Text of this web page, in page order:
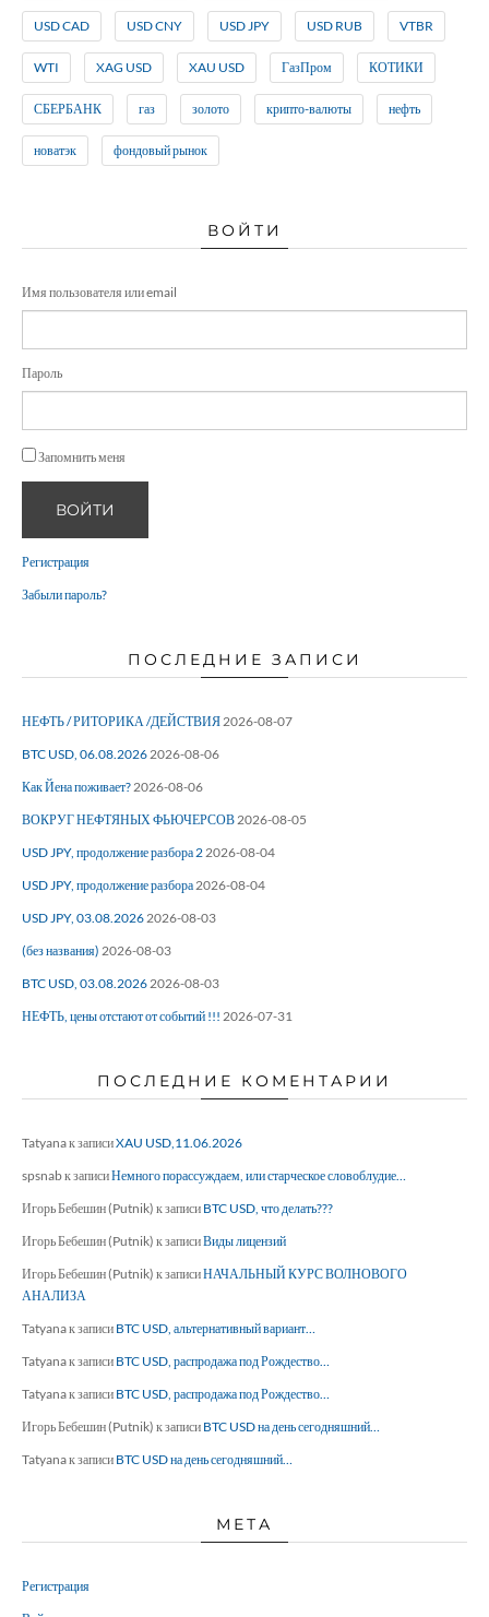
USD CAD USD CNY USD JPY USD RUB VTBR
WTI XAG USD XAU USD ГазПром КОТИКИ
СБЕРБАНК газ золото крипто-валюты нефть
новатэк фондовый рынок
ВОЙТИ
Имя пользователя или email
Пароль
Запомнить меня
ВОЙТИ
Регистрация
Забыли пароль?
ПОСЛЕДНИЕ ЗАПИСИ
НЕФТЬ / РИТОРИКА /ДЕЙСТВИЯ 2026-08-07
BTC USD, 06.08.2026 2026-08-06
Как Йена поживает? 2026-08-06
ВОКРУГ НЕФТЯНЫХ ФЬЮЧЕРСОВ 2026-08-05
USD JPY, продолжение разбора 2 2026-08-04
USD JPY, продолжение разбора 2026-08-04
USD JPY, 03.08.2026 2026-08-03
(без названия) 2026-08-03
BTC USD, 03.08.2026 2026-08-03
НЕФТЬ, цены отстают от событий !!! 2026-07-31
ПОСЛЕДНИЕ КОМЕНТАРИИ
Tatyanaк записиXAU USD,11.06.2026
spsnabк записиНемного порассуждаем, или старческое словоблудие…
Игорь Бебешин (Putnik) к записи BTC USD, что делать???
Игорь Бебешин (Putnik) к записиВиды лицензий
Игорь Бебешин (Putnik) к записиНАЧАЛЬНЫЙ КУРС ВОЛНОВОГО
АНАЛИЗА
Tatyanaк записи BTC USD, альтернативный вариант…
Tatyanaк записи BTC USD, распродажа под Рождество…
Tatyanaк записи BTC USD, распродажа под Рождество…
Игорь Бебешин (Putnik) к записи BTC USD на день сегодняшний…
Tatyanaк записи BTC USD на день сегодняшний…
МЕТА
Регистрация